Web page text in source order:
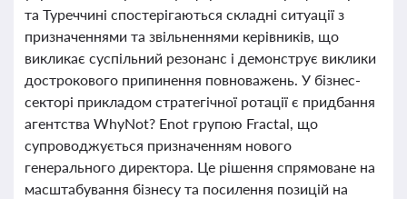
та Туреччині спостерігаються складні ситуації з
призначеннями та звільненнями керівників, що
викликає суспільний резонанс і демонструє виклики
дострокового припинення повноважень. У бізнес-
секторі прикладом стратегічної ротації є придбання
агентства WhyNot? Enot групою Fractal, що
супроводжується призначенням нового
генерального директора. Це рішення спрямоване на
масштабування бізнесу та посилення позицій на